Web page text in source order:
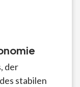
der
stabilen